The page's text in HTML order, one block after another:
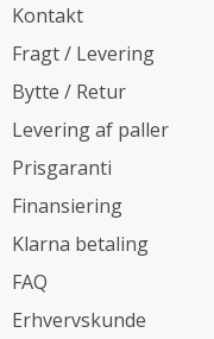
Kontakt
Fragt / Levering
Bytte / Retur
Levering af paller
Prisgaranti
Finansiering
Klarna betaling
FAQ
Erhvervskunde